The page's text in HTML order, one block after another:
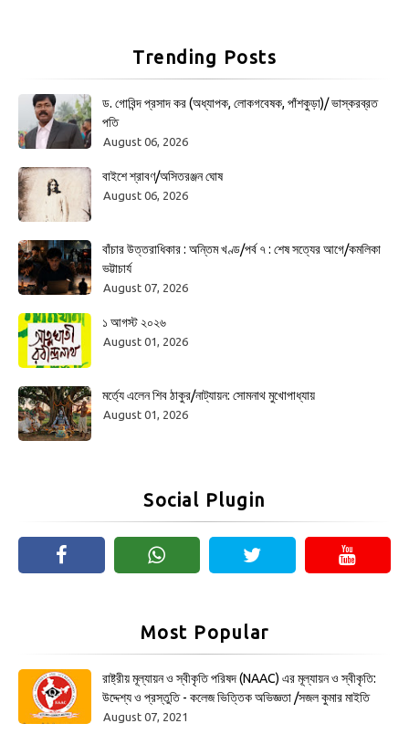
Trending Posts
ড. গোবিন্দ প্রসাদ কর (অধ্যাপক, লোকগবেষক, পাঁশকুড়া)/ ভাস্করব্রত
পতি
August 06, 2026
বাইশে শ্রাবণ/অসিতরঞ্জন ঘোষ
August 06, 2026
বাঁচার উত্তরাধিকার : অন্তিম খণ্ড/পর্ব ৭ : শেষ সত্যের আগে/কমলিকা
ভট্টাচার্য
August 07, 2026
১ আগস্ট ২০২৬
August 01, 2026
মর্ত্যে এলেন শিব ঠাকুর/নাট্যায়ন: সোমনাথ মুখোপাধ্যায়
August 01, 2026
Social Plugin
Most Popular
রাষ্ট্রীয় মূল্যায়ন ও স্বীকৃতি পরিষদ (NAAC) এর মূল্যায়ন ও স্বীকৃতি:
উদ্দেশ্য ও প্রস্তুতি - কলেজ ভিত্তিক অভিজ্ঞতা /সজল কুমার মাইতি
August 07, 2021